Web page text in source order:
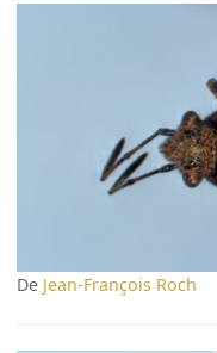
De Jean-François Roch